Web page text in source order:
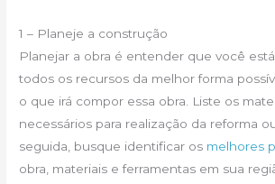
1 – Planeje a construção
Planejar a obra é entender que você
todos os recursos da melhor forma
o que irá compor essa obra. Liste os
necessários para realização da reforma
seguida, busque identificar os melhores
obra, materiais e ferramentas em sua